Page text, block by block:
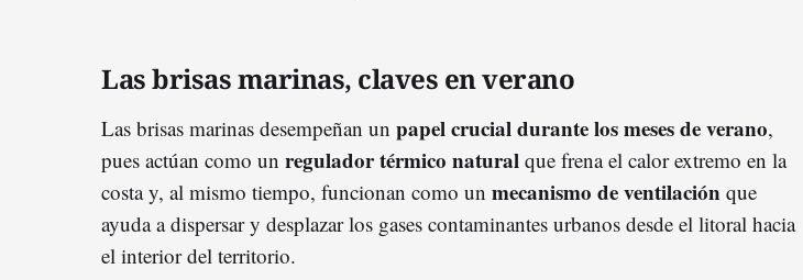
Las brisas marinas, claves en verano
Las brisas marinas desempeñan un papel crucial durante los meses de verano,
pues actúan como un regulador térmico natural que frena el calor extremo en la
costa y, al mismo tiempo, funcionan como un mecanismo de ventilación que
ayuda a dispersar y desplazar los gases contaminantes urbanos desde el litoral hacia
el interior del territorio.